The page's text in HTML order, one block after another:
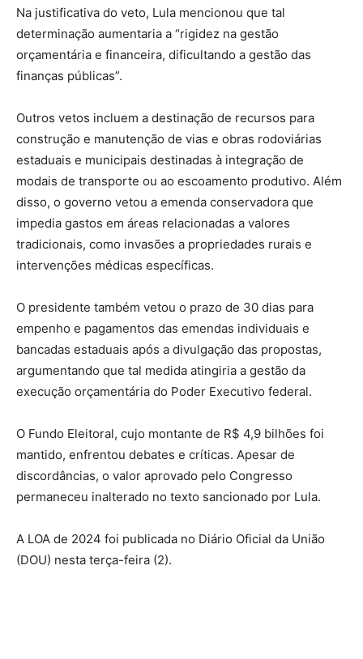
Na justificativa do veto, Lula mencionou que tal
determinação aumentaria a “rigidez na gestão
orçamentária e financeira, dificultando a gestão das
finanças públicas”.
Outros vetos incluem a destinação de recursos para
construção e manutenção de vias e obras rodoviárias
estaduais e municipais destinadas à integração de
modais de transporte ou ao escoamento produtivo. Além
disso, o governo vetou a emenda conservadora que
impedia gastos em áreas relacionadas a valores
tradicionais, como invasões a propriedades rurais e
intervenções médicas específicas.
O presidente também vetou o prazo de 30 dias para
empenho e pagamentos das emendas individuais e
bancadas estaduais após a divulgação das propostas,
argumentando que tal medida atingiria a gestão da
execução orçamentária do Poder Executivo federal.
O Fundo Eleitoral, cujo montante de R$ 4,9 bilhões foi
mantido, enfrentou debates e críticas. Apesar de
discordâncias, o valor aprovado pelo Congresso
permaneceu inalterado no texto sancionado por Lula.
A LOA de 2024 foi publicada no Diário Oficial da União
(DOU) nesta terça-feira (2).